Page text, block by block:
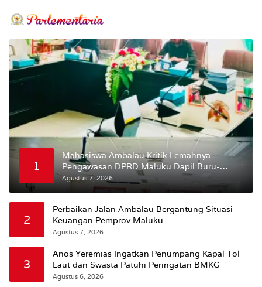
1
Mahasiswa Ambalau Kritik Lemahnya
Pengawasan DPRD Maluku Dapil Buru-
Bursel Terhadap Proses Perubahan Status
Jalan
Agustus 7, 2026
2
Perbaikan Jalan Ambalau Bergantung Situasi
Keuangan Pemprov Maluku
Agustus 7, 2026
3
Anos Yeremias Ingatkan Penumpang Kapal Tol
Laut dan Swasta Patuhi Peringatan BMKG
Agustus 6, 2026